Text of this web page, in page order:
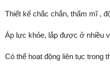
Thiết kế chắc chắn, thẩm mĩ ,
Áp lực khỏe, lắp được ở nhiều
Có thể hoạt động liên tục trong